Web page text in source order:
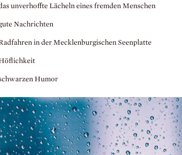
unverhoffte Lächeln eines fremden Menschen
Nachrichten
in der Mecklenburgischen Seenplatte
Humor